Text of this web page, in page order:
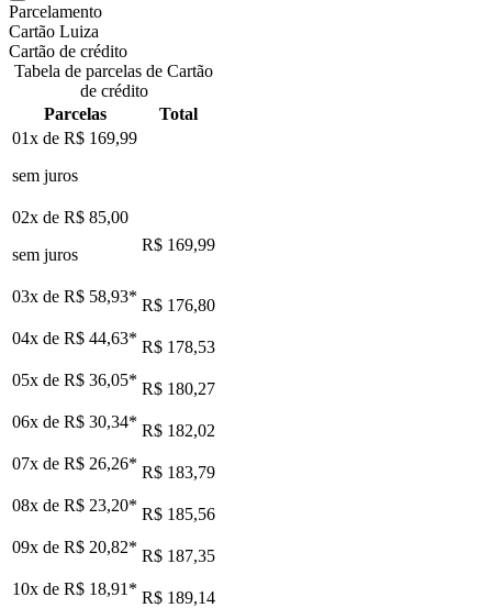
Parcelamento
Cartão Luiza
Cartão de crédito
Tabela de parcelas de Cartão
de crédito
Parcelas
Total
01x de R$ 169,99
sem juros
02x de R$ 85,00
sem juros
R$ 169,99
03x de R$ 58,93* R$ 176,80
04x de R$ 44,63* R$ 178,53
05x de R$ 36,05* R$ 180,27
06x de R$ 30,34* R$ 182,02
07x de R$ 26,26* R$ 183,79
08x de R$ 23,20* R$ 185,56
09x de R$ 20,82* R$ 187,35
10x de R$ 18,91 * R$ 189,14